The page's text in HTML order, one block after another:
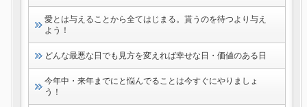
愛とは与えることから全てはじまる。貰うのを待つより与え
よう！
どんな最悪な日でも見方を変えれば幸せな日・価値のある日
今年中・来年までにと悩んでることは今すぐにやりましょ
う！